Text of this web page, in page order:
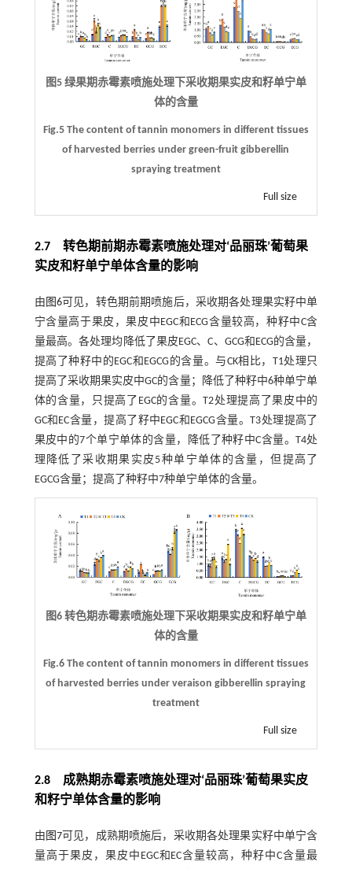
图5 绿果期赤霉素喷施处理下采收期果实皮和籽单宁单
体的含量
Fig.5 The content of tannin monomers in different tissues
of harvested berries under green-fruit gibberellin
spraying treatment
Full size
2.7 转色期前期赤霉素喷施处理对‘品丽珠’葡萄果
实皮和籽单宁单体含量的影响
由 图6可见，转色期前期喷施后，采收期各处理果实籽中单
宁含量高于果皮，果皮中EGC和ECG含量较高，种籽中C含
量最高。各处理均降低了果皮EGC、C、GCG和ECG的含量，
提高了种籽中的EGC和EGCG的含量。与CK相比，T1处理只
提高了采收期果实皮中GC的含量；降低了种籽中6种单宁单
体的含量，只提高了EGC的含量。T2处理提高了果皮中的
GC和EC含量，提高了籽中EGC和EGCG含量。T3处理提高了
果皮中的7个单宁单体的含量，降低了种籽中C含量。T4处
理降低了采收期果实皮5种单宁单体的含量，但提高了
EGCG含量；提高了种籽中7种单宁单体的含量。
图6 转色期赤霉素喷施处理下采收期果实皮和籽单宁单
体的含量
Fig.6 The content of tannin monomers in different tissues
of harvested berries under veraison gibberellin spraying
treatment
Full size
2.8 成熟期赤霉素喷施处理对‘品丽珠’葡萄果实皮
和籽宁单体含量的影响
由 图7可见，成熟期喷施后，采收期各处理果实籽中单宁含
量高于果皮，果皮中EGC和EC含量较高，种籽中C含量最